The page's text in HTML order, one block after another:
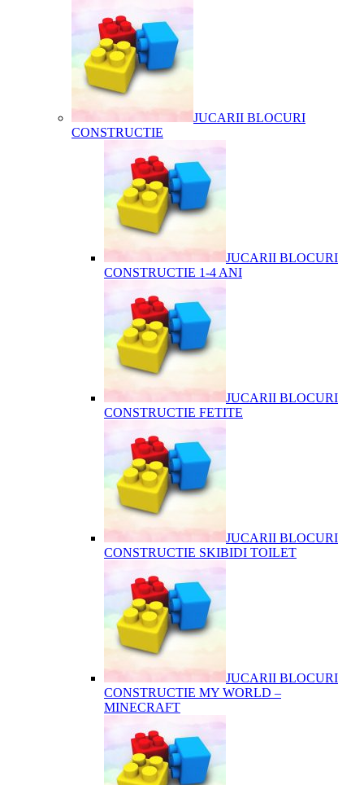
JUCARII BLOCURI
CONSTRUCTIE
JUCARII BLOCURI
CONSTRUCTIE 1-4 ANI
JUCARII BLOCURI
CONSTRUCTIE FETITE
JUCARII BLOCURI
CONSTRUCTIE SKIBIDI TOILET
JUCARII BLOCURI
CONSTRUCTIE MY WORLD –
MINECRAFT